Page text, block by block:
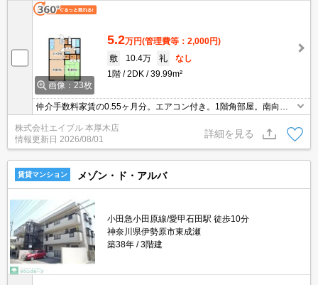
画像：23枚
5.2万円(管理費等：2,000円)
敷
10.4万 礼
なし
1階
2DK 39.99m²
仲介手数料家賃の0.55ヶ月分。エアコン付き。1階角部屋。南向き
き。
株式会社エイブル 本厚木店
情報更新日 2026/08/01
詳細を見る
賃貸マンション メゾン・ド・アルバ
小田急小田原線/愛甲石田駅 徒歩10分
神奈川県伊勢原市東成瀬
築38年
3階建